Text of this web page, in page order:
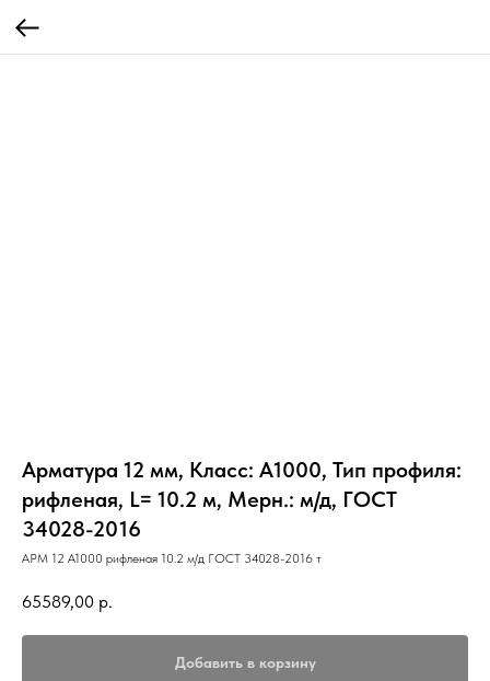
Арматура 12 мм, Класс: А1000, Тип профиля:
рифленая, L= 10.2 м, Мерн.: м/д, ГОСТ
34028-2016
АРМ 12 А1000 рифленая 10.2 м/д ГОСТ 34028-2016 т
65589,00 р.
Добавить в корзину